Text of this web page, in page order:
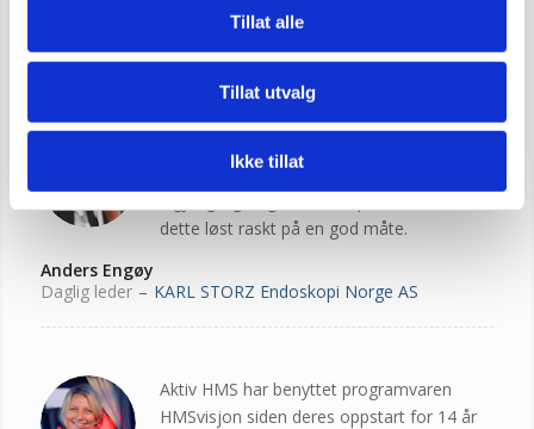
Tillat alle
Tillat utvalg
Ikke tillat
Daglig leder – Dekkmesteren
leverer Office365. De er alltid hyggelige og
dette løst raskt på en god måte.
Anders Engøy
Daglig leder – KARL STORZ Endoskopi Norge AS
Aktiv HMS har benyttet programvaren
HMSvisjon siden deres oppstart for 14 år